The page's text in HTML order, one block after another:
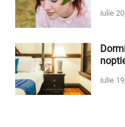
iulie
iulie